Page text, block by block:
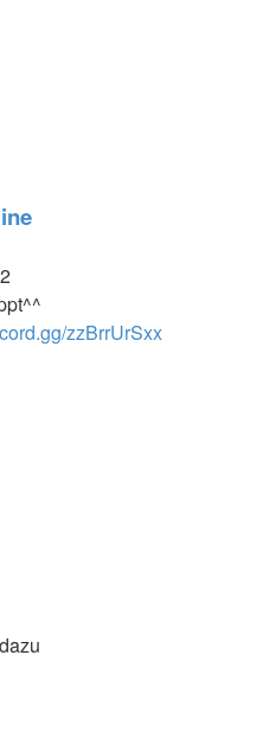
zzBrrUrSxx